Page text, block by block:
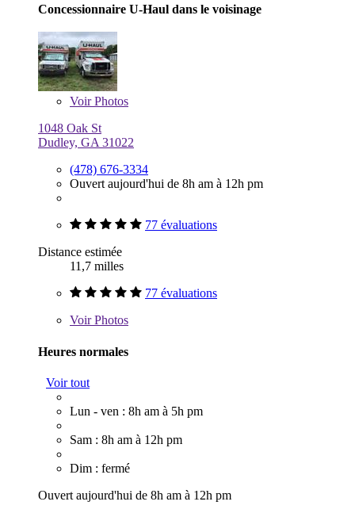
Concessionnaire U-Haul dans le voisinage
VoirPhotos
1048 Oak St
Dudley, GA 31022
(478) 676-3334
Ouvert aujourd'hui de 8h am à 12h pm
77 évaluations
Distance estimée
11,7 milles
77 évaluations
VoirPhotos
Heures normales
Voir tout
Lun - ven : 8h am à 5h pm
Sam : 8h am à 12h pm
Dim : fermé
Ouvert aujourd'hui de 8h am à 12h pm